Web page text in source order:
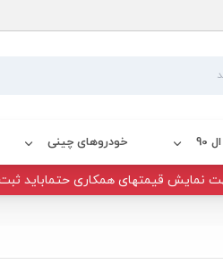
ال 90 خودروهای چینی
نمایش قیمتهای همکاری حتماباید